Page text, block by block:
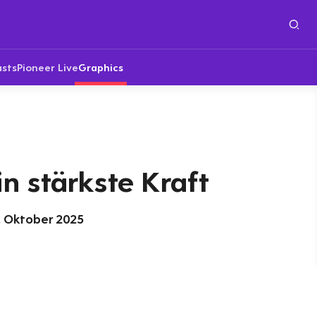
Pioneer LiveGraphics
stärkste Kraft
Oktober 2025